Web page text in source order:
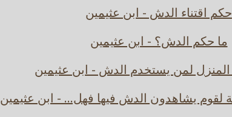
حكم اقتناء الدش - ابن عثيمين
ما حكم الدش؟ - ابن عثيمين
المنزل لمن يستخدم الدش - ابن عثيمين
لقوم يشاهدون الدش فيها فهل... - ابن عثيمين